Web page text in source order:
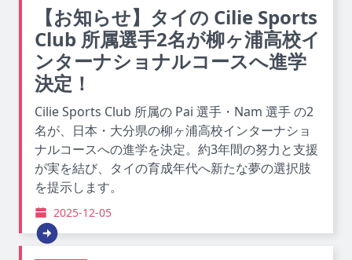
【お知らせ】タイの Cilie Sports
Club 所属選手2名が柳ヶ浦高校イ
ンターナショナルコースへ進学
決定！
Cilie Sports Club 所属の Pai 選手・Nam 選手 の2
名が、日本・大分県の柳ヶ浦高校インターナショ
ナルコースへの進学を決定。約3年間の努力と支援
が実を結び、タイの育成年代へ新たな夢の選択肢
を提示します。
2025-12-05